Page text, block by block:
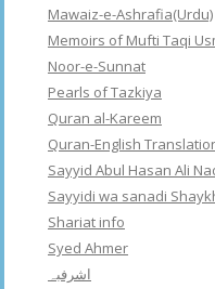
Mawaiz-e-Ashrafia(Urdu)
Memoirs of Mufti Taqi
Noor-e-Sunnat
Pearls of Tazkiya
Quran al-Kareem
Quran-English
Sayyid Abul Hasan Ali
Sayyidi wa sanadi
Shariat info
Syed Ahmer
اشرفبہ